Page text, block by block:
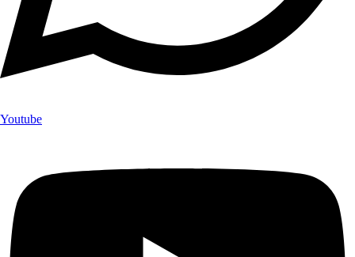
Youtube